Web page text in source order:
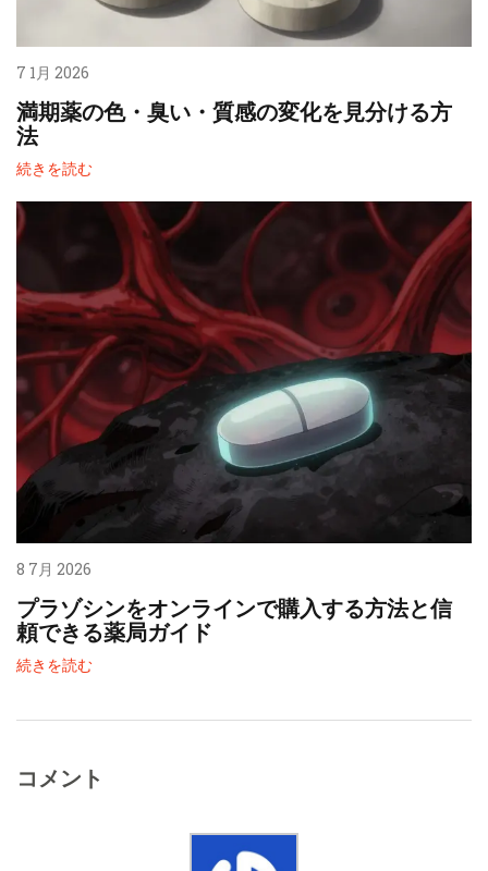
7 1月 2026
満期薬の色・臭い・質感の変化を見分ける方
法
続きを読む
8 7月 2026
プラゾシンをオンラインで購入する方法と信
頼できる薬局ガイド
続きを読む
コメント